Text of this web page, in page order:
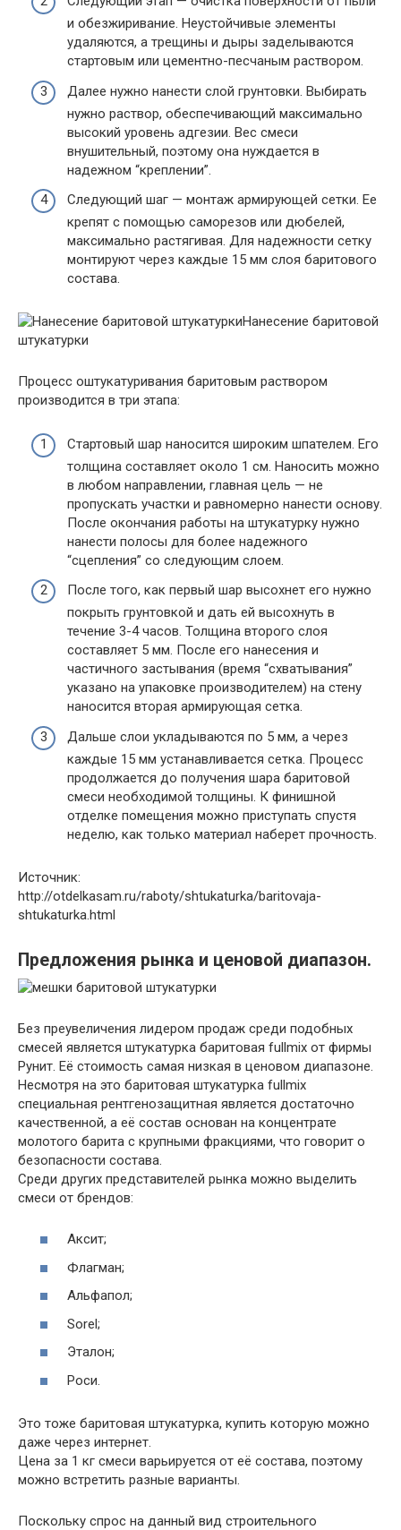
и обезжиривание. Неустойчивые элементы
удаляются, а трещины и дыры заделываются
стартовым или цементно-песчаным раствором.
Далее нужно нанести слой грунтовки. Выбирать
нужно раствор, обеспечивающий максимально
высокий уровень адгезии. Вес смеси
внушительный, поэтому она нуждается в
надежном “креплении”.
Следующий шаг — монтаж армирующей сетки. Ее
крепят с помощью саморезов или дюбелей,
максимально растягивая. Для надежности сетку
монтируют через каждые 15 мм слоя баритового
состава.
Нанесение баритовой
штукатурки
Процесс оштукатуривания баритовым раствором
производится в три этапа:
Стартовый шар наносится широким шпателем. Его
толщина составляет около 1 см. Наносить можно
в любом направлении, главная цель — не
пропускать участки и равномерно нанести основу.
После окончания работы на штукатурку нужно
нанести полосы для более надежного
“сцепления” со следующим слоем.
После того, как первый шар высохнет его нужно
покрыть грунтовкой и дать ей высохнуть в
течение 3-4 часов. Толщина второго слоя
составляет 5 мм. После его нанесения и
частичного застывания (время “схватывания”
указано на упаковке производителем) на стену
наносится вторая армирующая сетка.
Дальше слои укладываются по 5 мм, а через
каждые 15 мм устанавливается сетка. Процесс
продолжается до получения шара баритовой
смеси необходимой толщины. К финишной
отделке помещения можно приступать спустя
неделю, как только материал наберет прочность.
Источник:
http://otdelkasam.ru/raboty/shtukaturka/baritovaja-
shtukaturka.html
Предложения рынка и ценовой диапазон.
Без преувеличения лидером продаж среди подобных
смесей является штукатурка баритовая fullmix от фирмы
Рунит. Её стоимость самая низкая в ценовом диапазоне.
Несмотря на это баритовая штукатурка fullmix
специальная рентгенозащитная является достаточно
качественной, а её состав основан на концентрате
молотого барита с крупными фракциями, что говорит о
безопасности состава.
Среди других представителей рынка можно выделить
смеси от брендов:
Аксит;
Флагман;
Альфапол;
Sorel;
Эталон;
Роси.
Это тоже баритовая штукатурка, купить которую можно
даже через интернет.
Цена за 1 кг смеси варьируется от её состава, поэтому
можно встретить разные варианты.
Поскольку спрос на данный вид строительного